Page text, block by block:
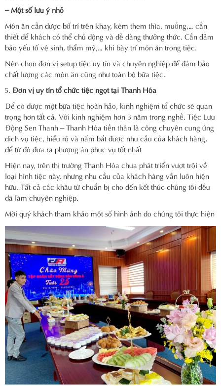
–Một số lưu ý nhỏ
Món ăn cần được bố trí trên khay, kèm them thìa, muỗng,… cần
thiết để khách có thể chủ động và dễ dàng thưởng thức. Cần đảm
bảo yếu tố vệ sinh, thẩm mỹ,… khi bày trí món ăn trong tiệc.
Nên chọn đơn vị setup tiệc uy tín và chuyên nghiệp để đảm bảo
chất lượng các món ăn cũng như toàn bộ bữa tiệc.
Đơn vị uy tín tổ chức tiệc ngọt tại Thanh Hóa
Để có được một bữa tiệc hoàn hảo, kinh nghiệm tổ chức sẽ quan
trọng hơn tất cả. Với kinh nghiệm hơn 3 năm trong nghề. Tiệc Lưu
Động Sen Thanh – Thanh Hóa tiền thân là công chuyên cung ứng
dịch vụ tiệc, hiểu rõ và nắm bắt được nhu cầu của khách hàng,
để từ đó đưa ra phương án phục vụ tốt nhất
Hiện nay, trên thị trường Thanh Hóa chưa phát triển vượt trội về
loại hình tiệc này, nhưng nhu cầu của khách hàng vẫn luôn hiện
hữu. Tất cả các khâu từ chuẩn bị cho đến kết thúc chúng tôi đều
đã làm chuyên nghiệp.
Mời quý khách tham khảo một số hình ảnh do chúng tôi thực hiện